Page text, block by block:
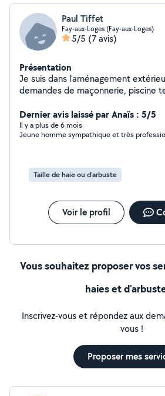
Paul Tiffet
Fay-aux-Loges (Fay-aux-Loges)
5/5 (7 avis)
Présentation
Je suis dans l'aménagement
demandes de maçonnerie, piscine
nettoyage karcher, création de
Dernier avis laissé par Anaïs : 5/5
Il y a plus de 6 mois
Jeune homme sympathique et très
Taille de haie ou d'arbuste
Voir le profil
Vous souhaitez proposer vos
haies et
Inscrivez-vous et répondez aux
vous !
Proposer mes